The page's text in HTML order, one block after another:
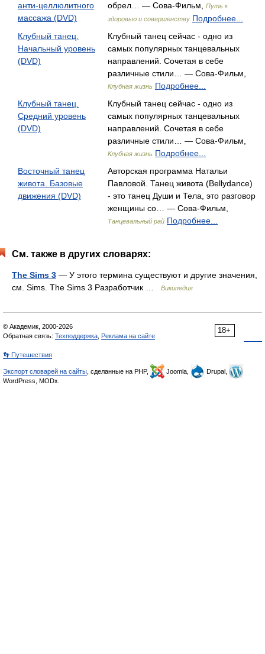
анти-целлюлитного
массажа (DVD)
обрел… — Сова-Фильм,
Путь к
здоровью и совершенству Подробнее...
Клубный танец.
Начальный уровень
(DVD)
Клубный танец сейчас - одно из
самых популярных танцевальных
направлений. Сочетая в себе
различные стили… — Сова-Фильм,
Клубная жизнь Подробнее...
Клубный танец.
Средний уровень
(DVD)
Клубный танец сейчас - одно из
самых популярных танцевальных
направлений. Сочетая в себе
различные стили… — Сова-Фильм,
Клубная жизнь Подробнее...
Восточный танец
живота. Базовые
движения (DVD)
Авторская программа Натальи
Павловой. Танец живота (Bellydance)
- это танец Души и Тела, это разговор
женщины со… — Сова-Фильм,
Танцевальный рай Подробнее...
См. также в других словарях:
The Sims 3 — У этого термина существуют и другие значения,
см. Sims. The Sims 3 Разработчик …
Википедия
18+
© Академик, 2000-2026
Обратная связь: Техподдержка Реклама на сайте
👣 Путешествия
Экспорт словарей на сайты , сделанные на PHP, Joomla,
Drupal,
WordPress, MODx.